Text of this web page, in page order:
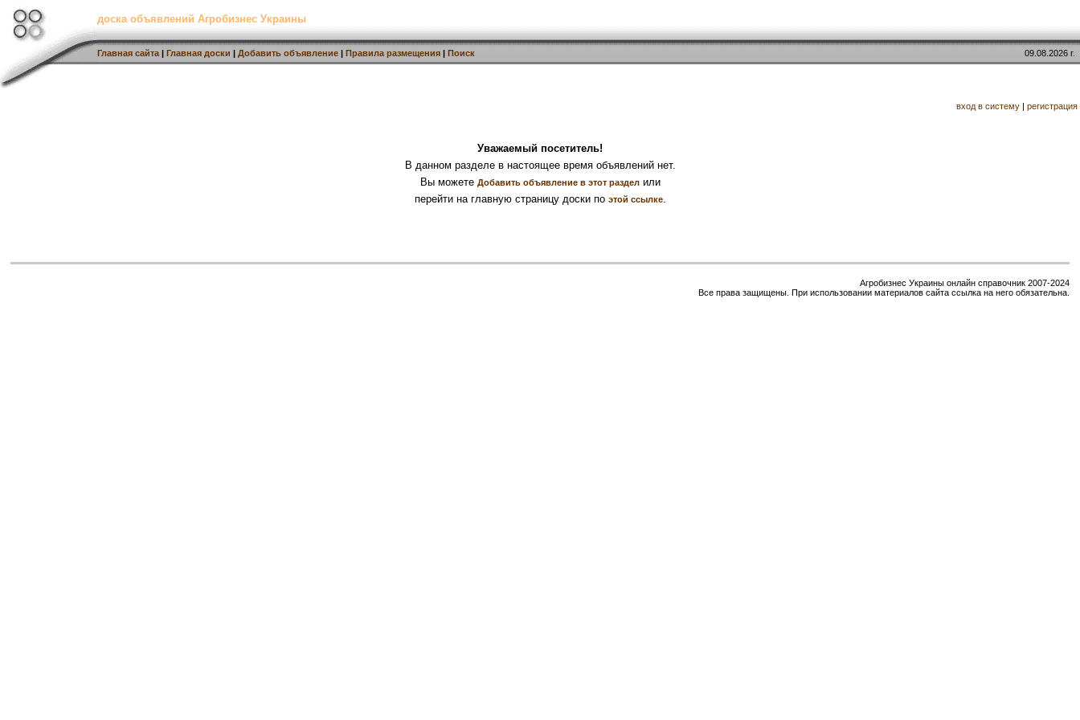
доска объявлений Агробизнес Украины
Главная сайта | Главная доски | Добавить объявление | Правила размещения | Поиск 09.08.2026 г.
вход в систему | регистрация
Уважаемый посетитель!
В данном разделе в настоящее время объявлений нет.
Вы можете Добавить объявление в этот разделили
перейти на главную страницу доски по этой ссылке.
Агробизнес Украины онлайн справочник 2007-2024
Все права защищены. При использовании материалов сайта ссылка на него обязательна.